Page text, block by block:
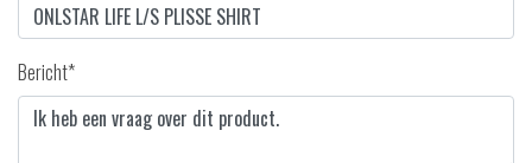
Bericht*